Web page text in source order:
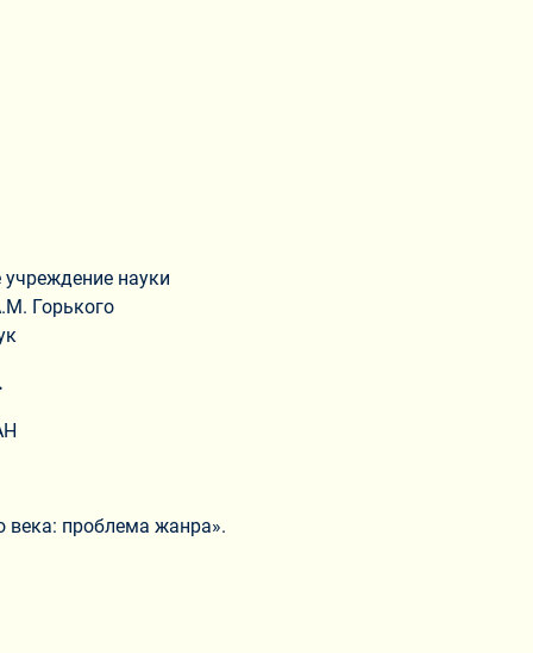
науки
Горького
века: проблема жанра».